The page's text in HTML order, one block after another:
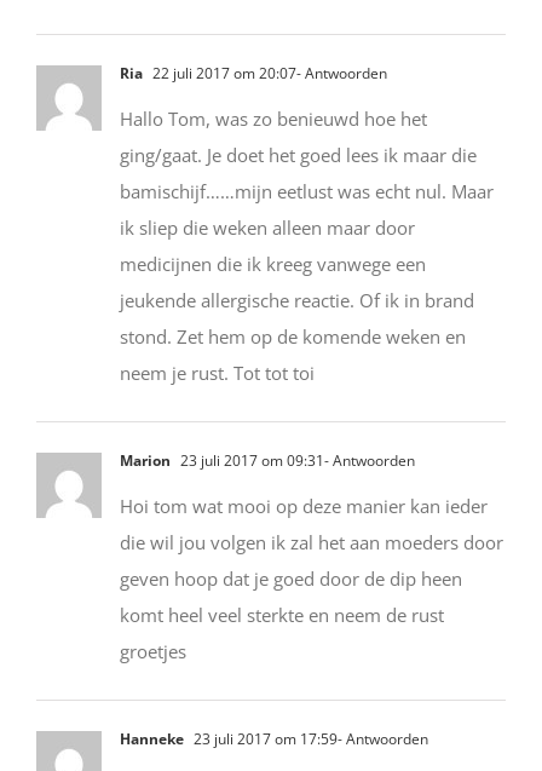
Ria 22 juli 2017 om 20:07- Antwoorden
Hallo Tom, was zo benieuwd hoe het
ging/gaat. Je doet het goed lees ik maar die
bamischijf……mijn eetlust was echt nul. Maar
ik sliep die weken alleen maar door
medicijnen die ik kreeg vanwege een
jeukende allergische reactie. Of ik in brand
stond. Zet hem op de komende weken en
neem je rust. Tot tot toi
Marion 23 juli 2017 om 09:31- Antwoorden
Hoi tom wat mooi op deze manier kan ieder
die wil jou volgen ik zal het aan moeders door
geven hoop dat je goed door de dip heen
komt heel veel sterkte en neem de rust
groetjes
Hanneke 23 juli 2017 om 17:59- Antwoorden